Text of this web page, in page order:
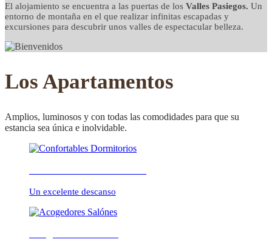
CONFORTABLE
ambientes cálidos y
relajados
El alojamiento se encuentra a las puertas de los Valles Pasiegos. Un
entorno de montaña en el que realizar infinitas escapadas y
excursiones para descubrir unos valles de espectacular belleza.
Los Apartamentos
Amplios, luminosos y con todas las comodidades para que su
estancia sea única e inolvidable.
Un excelente descanso